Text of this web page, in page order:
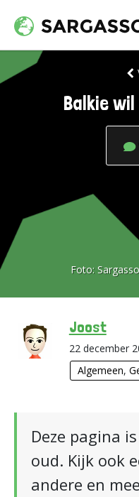
Balkie
Foto:
Joost
22 december
Algemeen,
Deze pagina
oud. Kijk ook
andere en